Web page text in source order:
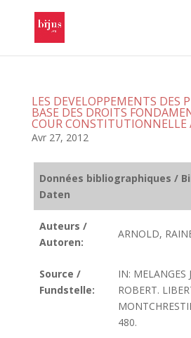
LES DEVELOPPEMENTS DES
BASE DES DROITS
COUR CONSTITUTIONNELLE
Avr 27, 2012
Données bibliographiques /
Daten
Auteurs /
Autoren:
ARNOLD,
Source /
Fundstelle:
IN: MELANGES
ROBERT.
480.